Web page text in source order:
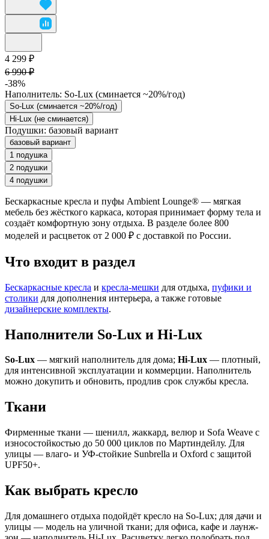
4 299 ₽
6 990 ₽
-38%
Наполнитель: So-Lux (cминается ~20%/год)
So-Lux (cминается ~20%/год)
Hi-Lux (не сминается)
Подушки: базовый вариант
базовый вариант
1 подушка
2 подушки
4 подушки
Бескаркасные кресла и пуфы Ambient Lounge® — мягкая
мебель без жёсткого каркаса, которая принимает форму тела и
создаёт комфортную зону отдыха. В разделе более 800
моделей и расцветок от 2 000 ₽ с доставкой по России.
Что входит в раздел
Бескаркасные кресла и кресла-мешки для отдыха, пуфики и
столики для дополнения интерьера, а также готовые
дизайнерские комплекты.
Наполнители So-Lux и Hi-Lux
So-Lux — мягкий наполнитель для дома; Hi-Lux — плотный,
для интенсивной эксплуатации и коммерции. Наполнитель
можно докупить и обновить, продлив срок службы кресла.
Ткани
Фирменные ткани — шенилл, жаккард, велюр и Sofa Weave с
износостойкостью до 50 000 циклов по Мартиндейлу. Для
улицы — влаго- и УФ-стойкие Sunbrella и Oxford с защитой
UPF50+.
Как выбрать кресло
Для домашнего отдыха подойдёт кресло на So-Lux; для дачи и
улицы — модель на уличной ткани; для офиса, кафе и лаунж-